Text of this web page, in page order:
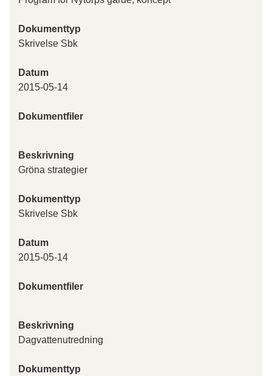
Dokumenttyp
Skrivelse Sbk
Datum
2015-05-14
Dokumentfiler
Beskrivning
Gröna strategier
Dokumenttyp
Skrivelse Sbk
Datum
2015-05-14
Dokumentfiler
Beskrivning
Dagvattenutredning
Dokumenttyp